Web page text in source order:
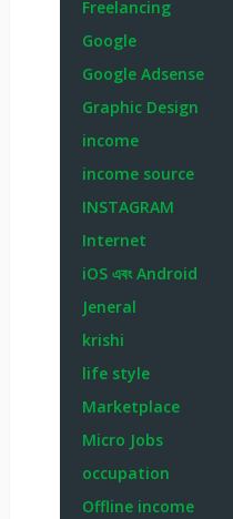
Freelancing
Google
Google Adsense
Graphic Design
income
income source
INSTAGRAM
Internet
iOS এবং Android
Jeneral
krishi
life style
Marketplace
Micro Jobs
occupation
Offline income